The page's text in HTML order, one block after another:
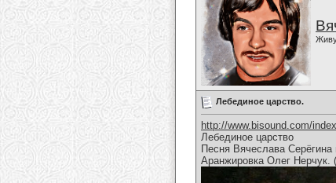
Лебединое царство.
http://www.bisound.com/
Лебединое царство
Песня Вячеслава
Аранжировка Олег Нерчук.